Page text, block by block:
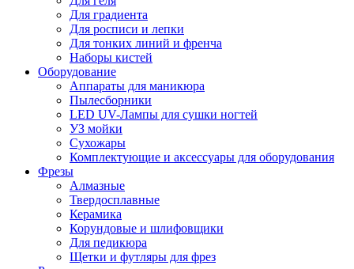
Для градиента
Для росписи и лепки
Для тонких линий и френча
Наборы кистей
Оборудование
Аппараты для маникюра
Пылесборники
LED UV-Лампы для сушки ногтей
УЗ мойки
Сухожары
Комплектующие и аксессуары для оборудования
Фрезы
Алмазные
Твердосплавные
Керамика
Корундовые и шлифовщики
Для педикюра
Щетки и футляры для фрез